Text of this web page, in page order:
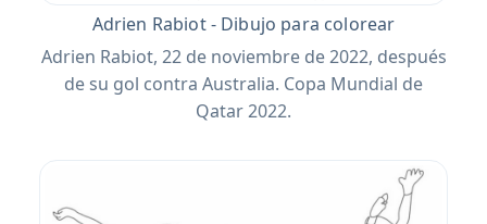
Adrien Rabiot - Dibujo para colorear
Adrien Rabiot, 22 de noviembre de 2022, después
de su gol contra Australia. Copa Mundial de
Qatar 2022.